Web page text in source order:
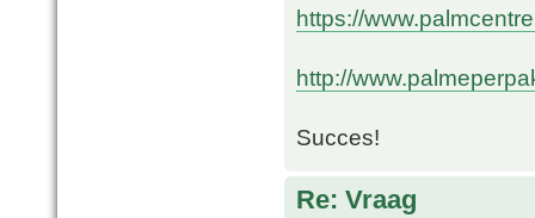
https://
http://
Succes!
Re: Vraag